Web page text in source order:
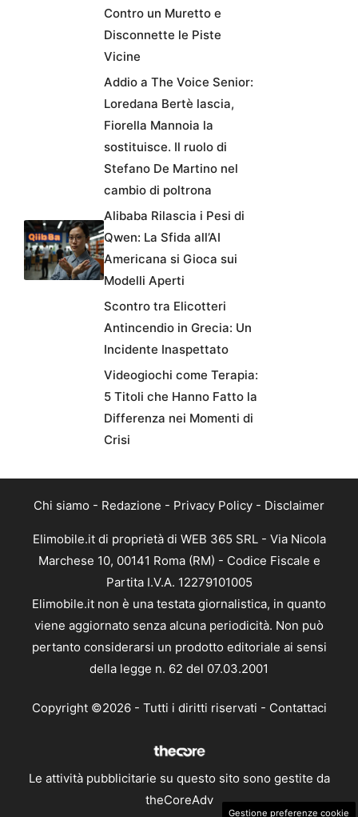
Contro un Muretto e
Disconnette le Piste
Vicine
Addio a The Voice Senior:
Loredana Bertè lascia,
Fiorella Mannoia la
sostituisce. Il ruolo di
Stefano De Martino nel
cambio di poltrona
Alibaba Rilascia i Pesi di
Qwen: La Sfida all’AI
Americana si Gioca sui
Modelli Aperti
Scontro tra Elicotteri
Antincendio in Grecia: Un
Incidente Inaspettato
Videogiochi come Terapia:
5 Titoli che Hanno Fatto la
Differenza nei Momenti di
Crisi
Chi siamo - Redazione - Privacy Policy - Disclaimer
Elimobile.it di proprietà di WEB 365 SRL - Via Nicola
Marchese 10, 00141 Roma (RM) - Codice Fiscale e
Partita I.V.A. 12279101005
Elimobile.it non è una testata giornalistica, in quanto
viene aggiornato senza alcuna periodicità. Non può
pertanto considerarsi un prodotto editoriale ai sensi
della legge n. 62 del 07.03.2001
Copyright ©2026 - Tutti i diritti riservati - Contattaci
Le attività pubblicitarie su questo sito sono gestite da
theCoreAdv
Gestione preferenze cookie